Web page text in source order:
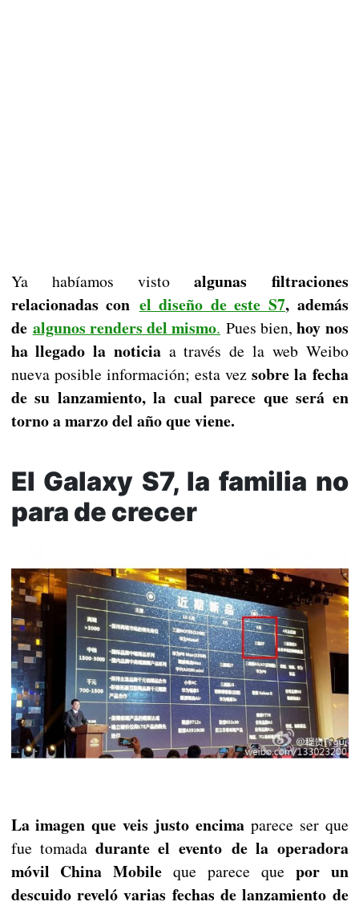
Ya habíamos visto algunas filtraciones
relacionadas con el diseño de este S7, además
de algunos renders del mismo. Pues bien,hoy nos
ha llegado la noticiaa través de la web Weibo
nueva posible información; esta vezsobre la fecha
de su lanzamiento, la cual parece que será en
torno a marzo del año que viene.
El Galaxy S7, la familia no
para de crecer
La imagen que veis justo encimaparece ser que
fue tomadadurante el evento de la operadora
móvil China Mobile que parece que por un
descuido reveló varias fechas de lanzamiento de